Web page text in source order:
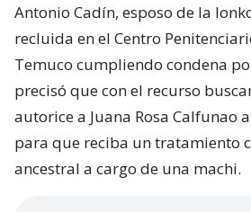
Antonio Cadín, esposo de la
recluida en el Centro
Temuco cumpliendo condena
precisó que con el recurso
autorice a Juana Rosa Calfunao
para que reciba un tratamiento
ancestral a cargo de una machi.